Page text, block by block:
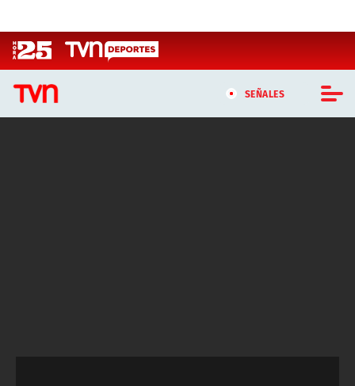
SEÑALES